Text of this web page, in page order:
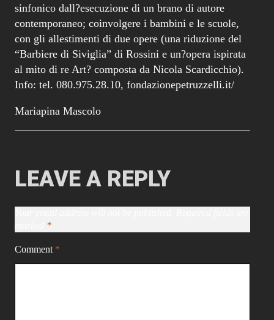
sinfonico dall?esecuzione di un brano di autore
contemporaneo; coinvolgere i bambini e le scuole,
con gli allestimenti di due opere (una riduzione del
“Barbiere di Siviglia” di Rossini e un?opera ispirata
al mito di re Art? composta da Nicola Scardicchio).
Info: tel. 080.975.28.10, fondazionepetruzzelli.it/
Mariapina Mascolo
LEAVE A REPLY
*
Comment *